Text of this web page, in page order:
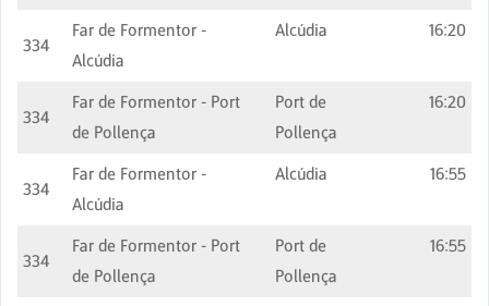
334
Far de Formentor -
Alcúdia
Alcúdia 16:20
334
Far de Formentor - Port
de Pollença
Port de
Pollença
16:20
334
Far de Formentor -
Alcúdia
Alcúdia 16:55
334
Far de Formentor - Port
de Pollença
Port de
Pollença
16:55